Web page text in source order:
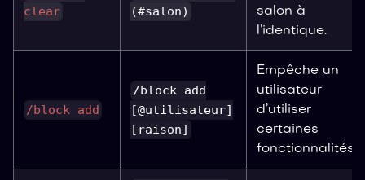
clear
(#salon)
salon à
l’identique.
/block add
/block add
[@utilisateur]
[raison]
Empêche un
utilisateur
d’utiliser
certaines
fonctionnalités.